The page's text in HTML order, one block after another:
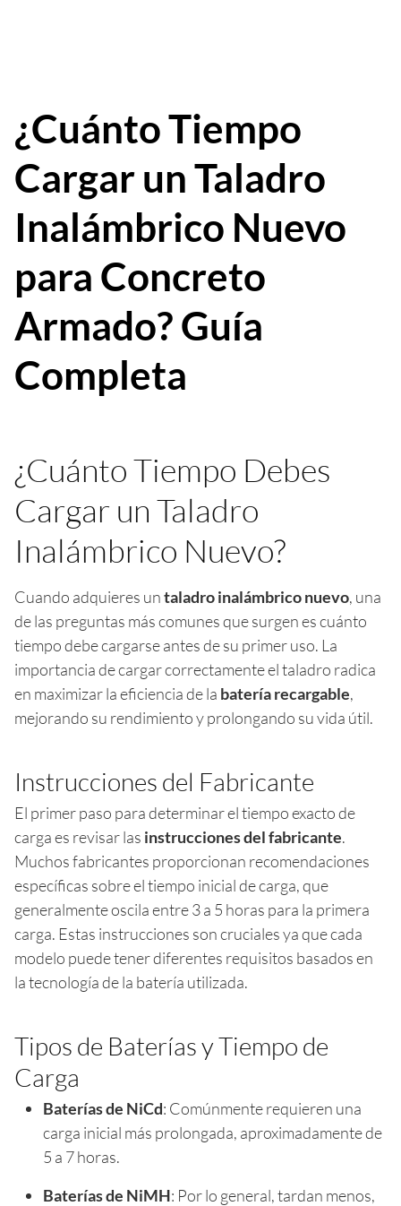
¿Cuánto Tiempo
Cargar un Taladro
Inalámbrico Nuevo
para Concreto
Armado? Guía
Completa
¿Cuánto Tiempo Debes
Cargar un Taladro
Inalámbrico Nuevo?
Cuando adquieres untaladro inalámbrico nuevo, una
de las preguntas más comunes que surgen es cuánto
tiempo debe cargarse antes de su primer uso. La
importancia de cargar correctamente el taladro radica
en maximizar la eficiencia de la batería recargable,
mejorando su rendimiento y prolongando su vida útil.
Instrucciones del Fabricante
El primer paso para determinar el tiempo exacto de
carga es revisar las instrucciones del fabricante.
Muchos fabricantes proporcionan recomendaciones
específicas sobre el tiempo inicial de carga, que
generalmente oscila entre 3 a 5 horas para la primera
carga. Estas instrucciones son cruciales ya que cada
modelo puede tener diferentes requisitos basados en
la tecnología de la batería utilizada.
Tipos de Baterías y Tiempo de
Carga
Baterías de NiCd: Comúnmente requieren una
carga inicial más prolongada, aproximadamente de
5 a 7 horas.
Baterías de NiMH: Por lo general, tardan menos,